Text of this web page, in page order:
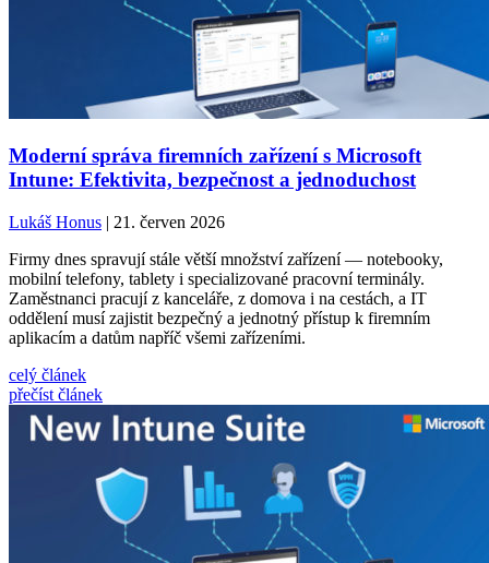
Moderní správa firemních zařízení s Microsoft
Intune: Efektivita, bezpečnost a jednoduchost
Lukáš Honus | 21. červen 2026
Firmy dnes spravují stále větší množství zařízení — notebooky,
mobilní telefony, tablety i specializované pracovní terminály.
Zaměstnanci pracují z kanceláře, z domova i na cestách, a IT
oddělení musí zajistit bezpečný a jednotný přístup k firemním
aplikacím a datům napříč všemi zařízeními.
celý článek
přečíst článek